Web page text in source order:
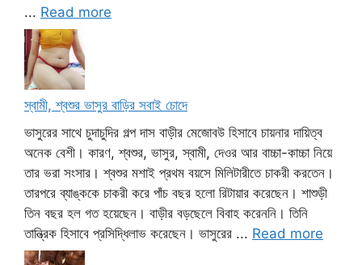
... Read more
স্বামী, শ্বশুর ভাসুর বাড়ির সবাই চোদে
ভাসুরের সাথে চুদাচুদির গল্প দাস বাড়ীর মেজোবউ হিসাবে চায়নার দায়িত্ব
অনেক বেশী। কারণ, শ্বশুর, ভাসুর, স্বামী, দেওর আর বাচ্চা-কাচ্চা নিয়ে
তার ভরা সংসার। শ্বশুর মশাই প্রথম বয়সে মিলিটারীতে চাকরী করতেন।
তারপরে ব্যাঙ্ককে চাকরী করে পাঁচ বছর হলো রিটায়ার করেছেন। শাশুড়ী
তিন বছর হল গত হয়েছেন। বাড়ীর বড়ছেলে বিবাহ করেননি। তিনি
তান্ত্রিক হিসাবে প্রসিদ্ধিলাভ করেছেন। ভাসুরের ... Read more